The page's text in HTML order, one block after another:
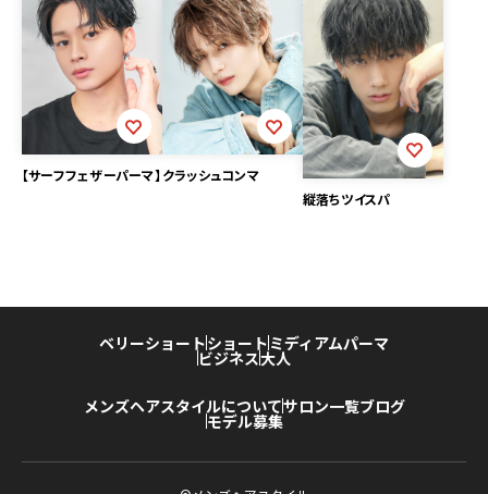
【サーフフェザーパーマ】 クラッシュコンマ
縦落ちツイスパ
ベリーショートショート ミディアムパーマ
ビジネス大人
メンズヘアスタイルについてサロン一覧ブログ
モデル募集